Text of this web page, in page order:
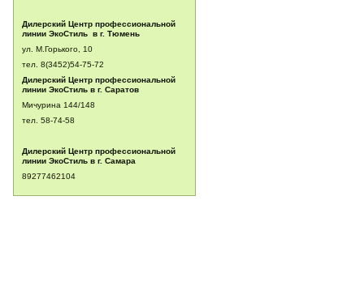
Дилерский Центр профессиональной
линии ЭкоСтиль в г. Тюмень
ул. М.Горького, 10
тел. 8(3452)54-75-72
Дилерский Центр профессиональной
линии ЭкоСтиль в г. Саратов
Мичурина 144/148
тел. 58-74-58
Дилерский Центр профессиональной
линии ЭкоСтиль в г. Самара
89277462104